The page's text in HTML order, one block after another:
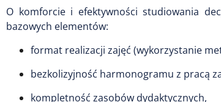
O komforcie i efektywności studiowania
bazowych elementów:
format realizacji zajęć (wykorzystanie
bezkolizyjność harmonogramu z pracą
kompletność zasobów dydaktycznych,